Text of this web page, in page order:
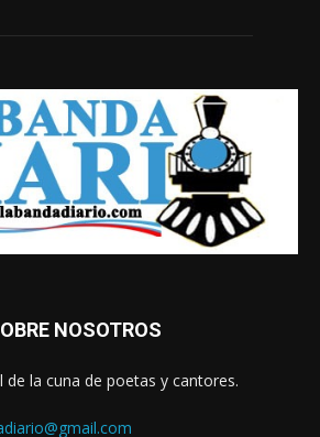
NOSOTROS
de la cuna de poetas y cantores.